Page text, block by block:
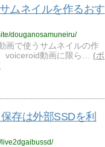
ムネイルを作るおす
douganosamuneiru/
画で使うサムネイルの作
voiceroid動画に限ら…
ボ
存は外部SSDを利